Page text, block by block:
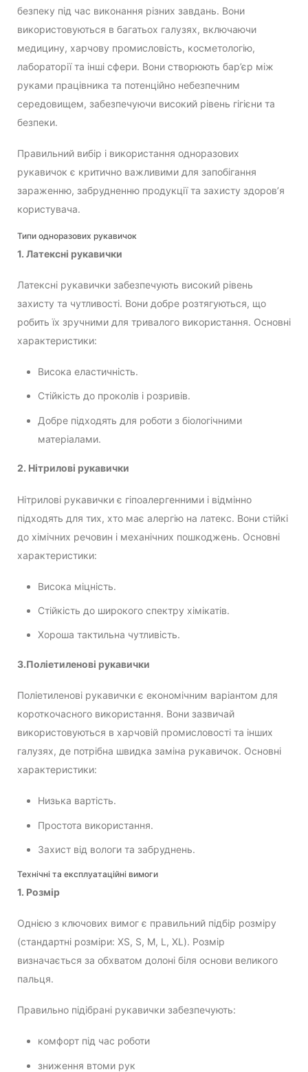
безпеку під час виконання різних завдань. Вони
використовуються в багатьох галузях, включаючи
медицину, харчову промисловість, косметологію,
лабораторії та інші сфери. Вони створюють бар’єр між
руками працівника та потенційно небезпечним
середовищем, забезпечуючи високий рівень гігієни та
безпеки.
Правильний вибір і використання одноразових
рукавичок є критично важливими для запобігання
зараженню, забрудненню продукції та захисту здоров’я
користувача.
Типи одноразових рукавичок
1. Латексні рукавички
Латексні рукавички забезпечують високий рівень
захисту та чутливості. Вони добре розтягуються, що
робить їх зручними для тривалого використання. Основні
характеристики:
Висока еластичність.
Стійкість до проколів і розривів.
Добре підходять для роботи з біологічними
матеріалами.
2. Нітрилові рукавички
Нітрилові рукавички є гіпоалергенними і відмінно
підходять для тих, хто має алергію на латекс. Вони стійкі
до хімічних речовин і механічних пошкоджень. Основні
характеристики:
Висока міцність.
Стійкість до широкого спектру хімікатів.
Хороша тактильна чутливість.
3.Поліетиленові рукавички
Поліетиленові рукавички є економічним варіантом для
короткочасного використання. Вони зазвичай
використовуються в харчовій промисловості та інших
галузях, де потрібна швидка заміна рукавичок. Основні
характеристики:
Низька вартість.
Простота використання.
Захист від вологи та забруднень.
Технічні та експлуатаційні вимоги
1. Розмір
Однією з ключових вимог є правильний підбір розміру
(стандартні розміри: XS, S, M, L, XL). Розмір
визначається за обхватом долоні біля основи великого
пальця.
Правильно підібрані рукавички забезпечують:
комфорт під час роботи
зниження втоми рук